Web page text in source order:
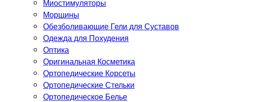
Миостимуляторы
Морщины
Обезболивающие Гели для Суставов
Одежда для Похудения
Оптика
Оригинальная Косметика
Ортопедические Корсеты
Ортопедические Стельки
Ортопедическое Белье